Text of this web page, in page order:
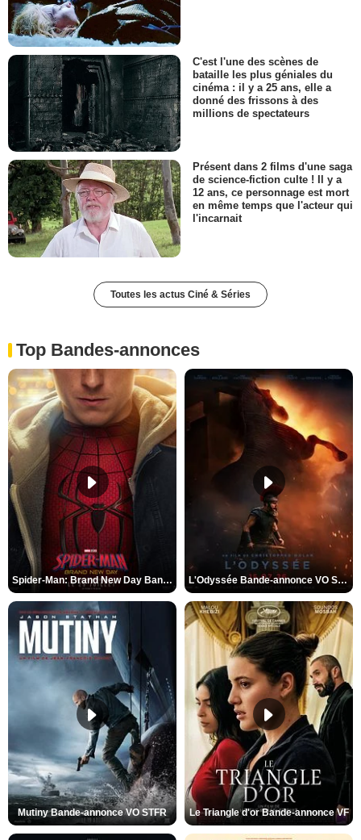
C'est l'une des scènes de
bataille les plus géniales du
cinéma : il y a 25 ans, elle a
donné des frissons à des
millions de spectateurs
Présent dans 2 films d'une saga
de science-fiction culte ! Il y a
12 ans, ce personnage est mort
en même temps que l'acteur qui
l'incarnait
Toutes les actus Ciné & Séries
Top Bandes-annonces
Spider-Man: Brand New Day Bande-annonce VO STFR L'Odyssée Bande-annonce VO STFR
Mutiny Bande-annonce VO STFR Le Triangle d'or Bande-annonce VF